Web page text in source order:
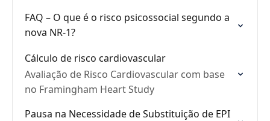
FAQ – O que é o risco psicossocial segundo a
nova NR-1?
Cálculo de risco cardiovascular
Avaliação de Risco Cardiovascular com base
no Framingham Heart Study
Pausa na Necessidade de Substituição de EPI